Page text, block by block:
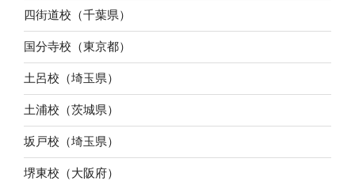
四街道校（千葉県）
国分寺校（東京都）
土呂校（埼玉県）
土浦校（茨城県）
坂戸校（埼玉県）
堺東校（大阪府）